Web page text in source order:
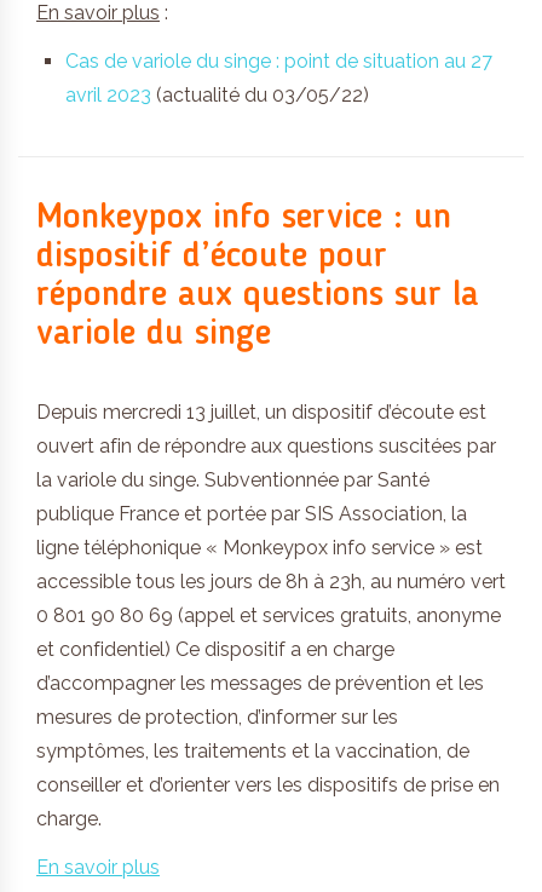
En savoir plus :
Cas de variole du singe : point de situation au 27
avril 2023 (actualité du 03/05/22)
Monkeypox info service : un
dispositif d’écoute pour
répondre aux questions sur la
variole du singe
Depuis mercredi 13 juillet, un dispositif d’écoute est
ouvert afin de répondre aux questions suscitées par
la variole du singe. Subventionnée par Santé
publique France et portée par SIS Association, la
ligne téléphonique « Monkeypox info service » est
accessible tous les jours de 8h à 23h, au numéro vert
0 801 90 80 69 (appel et services gratuits, anonyme
et confidentiel) Ce dispositif a en charge
d’accompagner les messages de prévention et les
mesures de protection, d’informer sur les
symptômes, les traitements et la vaccination, de
conseiller et d’orienter vers les dispositifs de prise en
charge.
En savoir plus